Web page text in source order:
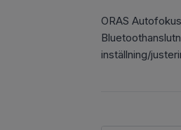
ORAS
inställning/